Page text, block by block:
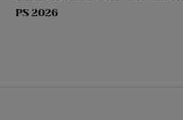
PS 2026